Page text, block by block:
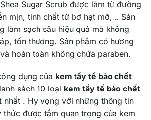
Sugar Scrub được làm từ đường
mịn, tinh chất từ bơ hạt mỡ,… Sản
làm sạch sâu hiệu quả mà không
tổn thương. Sản phẩm có hương
hoàn toàn không chứa paraben.
dụng của kem tẩy tế bào chết
sách 10 loại kem tẩy tế bào chết
nhất . Hy vọng với những thông tin
thức được tầm quan trọng của kem